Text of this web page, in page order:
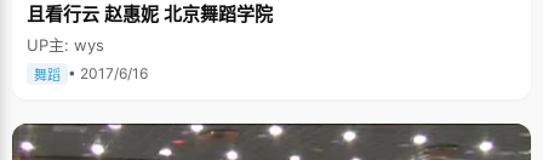
且看行云 赵惠妮 北京舞蹈学院
UP主: wys
舞蹈 • 2017/6/16